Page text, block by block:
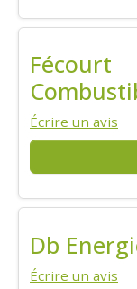
Fécourt
Écrire un avis
Db
Écrire un avis